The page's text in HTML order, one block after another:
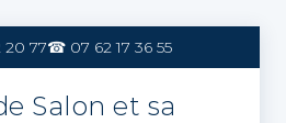
77☎ 07 62 17 36 55
Salon et sa